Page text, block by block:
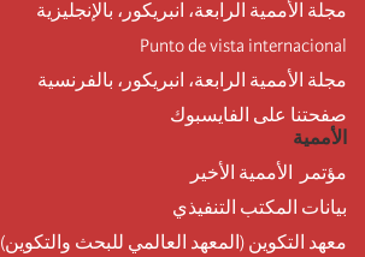
مجلة الأممية الرابعة، انبريكور، بالإنجليزية
Punto de vista internacional
مجلة الأممية الرابعة، انبريكور، بالفرنسية
صفحتنا على الفايسبوك
الأممية
مؤتمر الأممية الأخير
بيانات المكتب التنفيذي
معهد التكوين (المعهد العالمي للبحث والتكوين)